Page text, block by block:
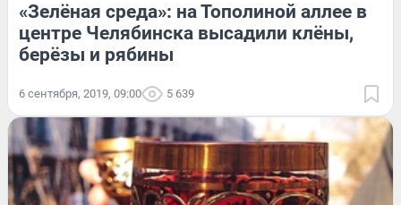
«Зелёная среда»: на Тополиной аллее в
центре Челябинска высадили клёны,
берёзы и рябины
6 сентября, 2019, 09:00 5 639